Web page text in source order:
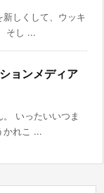
しくして、ウッキ
そし ...
ョンメディア
いったいいつま
かれこ ...